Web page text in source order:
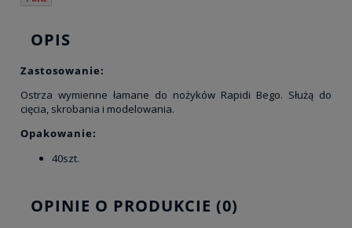
OPIS
Zastosowanie:
Ostrza wymienne łamane do nożyków Rapidi Bego. Służą do
cięcia, skrobania i modelowania.
Opakowanie:
40szt.
OPINIE O PRODUKCIE (0)